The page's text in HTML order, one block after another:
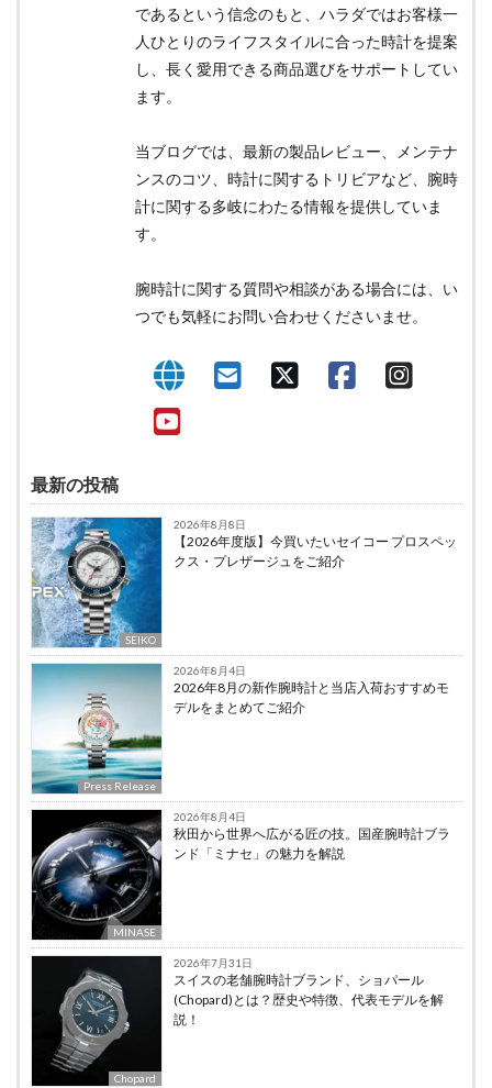
であるという信念のもと、ハラダではお客様一
人ひとりのライフスタイルに合った時計を提案
し、長く愛用できる商品選びをサポートしてい
ます。
当ブログでは、最新の製品レビュー、メンテナ
ンスのコツ、時計に関するトリビアなど、腕時
計に関する多岐にわたる情報を提供していま
す。
腕時計に関する質問や相談がある場合には、い
つでも気軽にお問い合わせくださいませ。
最新の投稿
SEIKO
2026年8月8日
【2026年度版】今買いたいセイコー プロスペッ
クス・プレザージュをご紹介
Press Release
2026年8月4日
2026年8月の新作腕時計と当店入荷おすすめモ
デルをまとめてご紹介
MINASE
2026年8月4日
秋田から世界へ広がる匠の技。国産腕時計ブラ
ンド「ミナセ」の魅力を解説
Chopard
2026年7月31日
スイスの老舗腕時計ブランド、ショパール
(Chopard)とは？歴史や特徴、代表モデルを解
説！